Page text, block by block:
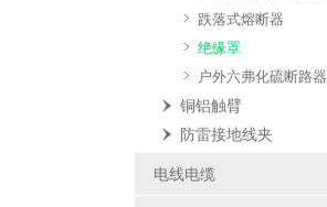
跌落式熔断器
绝缘罩
户外六弗化硫断路器
铜铝触臂
防雷接地线夹
电线电缆